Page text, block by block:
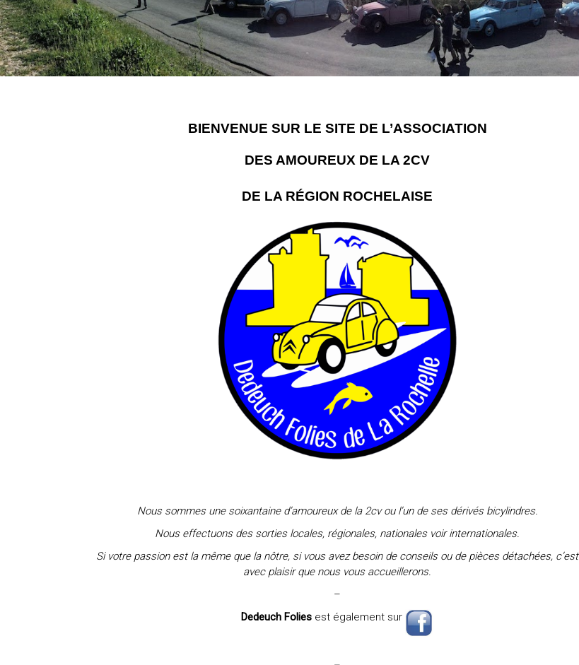
BIENVENUE SUR LE SITE DE L’ASSOCIATION
DES AMOUREUX DE LA 2CV
DE LA RÉGION ROCHELAISE
Nous sommes une soixantaine d’amoureux de la 2cv ou l’un de ses dérivés bicylindres.
Nous effectuons des sorties locales, régionales, nationales voir internationales.
Si votre passion est la même que la nôtre, si vous avez besoin de conseils ou de pièces détachées, c’est
avec plaisir que nous vous accueillerons.
–
Dedeuch Folies est également sur